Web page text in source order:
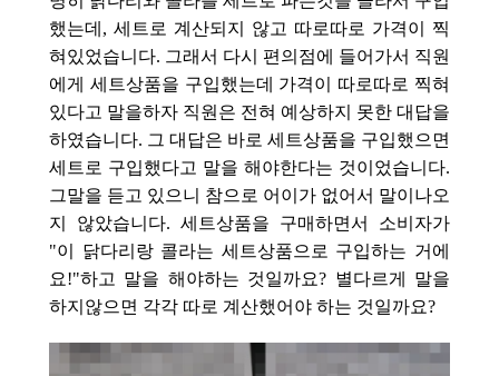
했는데, 세트로 계산되지 않고 따로따로 가격이 찍
혀있었습니다. 그래서 다시 편의점에 들어가서 직원
에게 세트상품을 구입했는데 가격이 따로따로 찍혀
있다고 말을하자 직원은 전혀 예상하지 못한 대답을
하였습니다. 그 대답은 바로 세트상품을 구입했으면
세트로 구입했다고 말을 해야한다는 것이었습니다.
그말을 듣고 있으니 참으로 어이가 없어서 말이나오
지 않았습니다. 세트상품을 구매하면서 소비자가
"이 닭다리랑 콜라는 세트상품으로 구입하는 거에
요!"하고 말을 해야하는 것일까요? 별다르게 말을
하지않으면 각각 따로 계산했어야 하는 것일까요?